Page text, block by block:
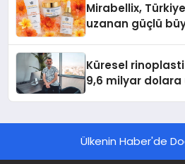
Mirabellix,
uzanan güçlü
Küresel rinoplasti
9,6 milyar dolara
Ülkenin Haber'de